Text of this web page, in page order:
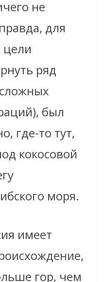
не
для
цели
ряд
был
где-то тут,
кокосовой
моря.
имеет
гор, чем